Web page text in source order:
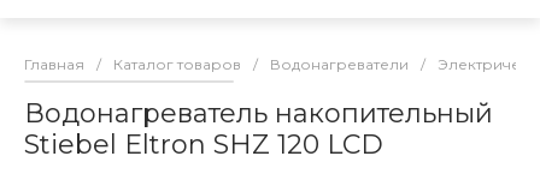
Главная / Каталог товаров / Водонагреватели /
Водонагреватель накопительный
Stiebel Eltron SHZ 120 LCD